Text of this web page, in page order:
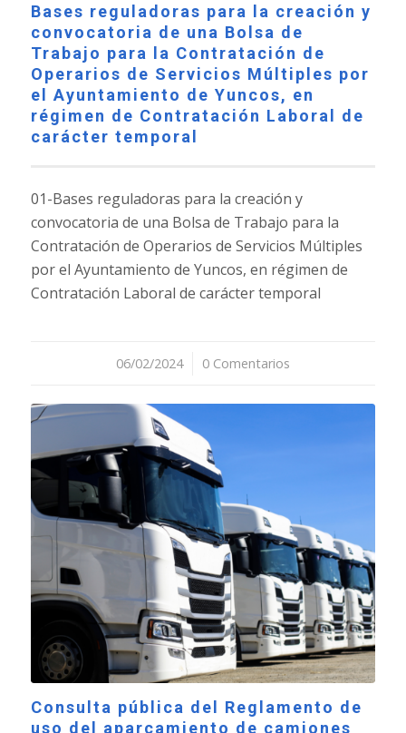
Bases reguladoras para la creación y
convocatoria de una Bolsa de
Trabajo para la Contratación de
Operarios de Servicios Múltiples por
el Ayuntamiento de Yuncos, en
régimen de Contratación Laboral de
carácter temporal
01-Bases reguladoras para la creación y
convocatoria de una Bolsa de Trabajo para la
Contratación de Operarios de Servicios Múltiples
por el Ayuntamiento de Yuncos, en régimen de
Contratación Laboral de carácter temporal
06/02/2024
/ 0 Comentarios
Consulta pública del Reglamento de
uso del aparcamiento de camiones